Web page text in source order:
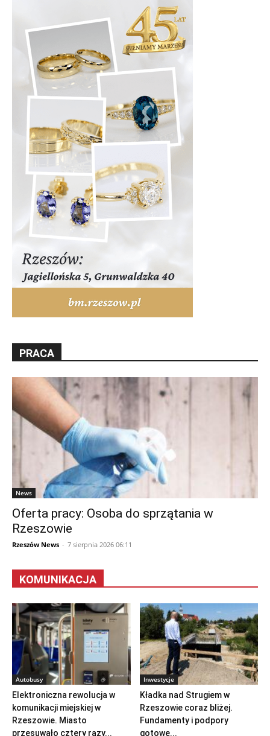
PRACA
News
Oferta pracy: Osoba do sprzątania w
Rzeszowie
Rzeszów News - 7 sierpnia 2026 06:11
KOMUNIKACJA
Autobusy
Elektroniczna rewolucja w
komunikacji miejskiej w
Rzeszowie. Miasto
przesuwało cztery razy...
Inwestycje
Kładka nad Strugiem w
Rzeszowie coraz bliżej.
Fundamenty i podpory
gotowe...